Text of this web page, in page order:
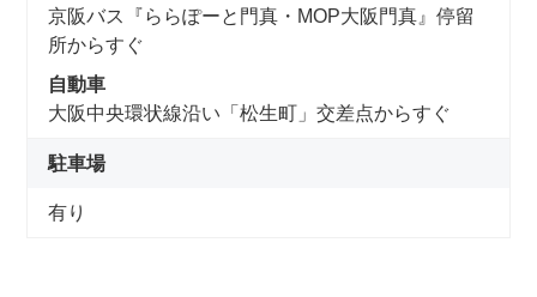
京阪バス『ららぽーと門真・MOP大阪門真』停留
所からすぐ
自動車
大阪中央環状線沿い「松生町」交差点からすぐ
駐車場
有り